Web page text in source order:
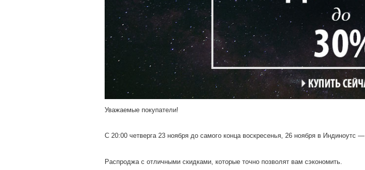
Уважаемые покупатели!
С 20:00 четверга 23 ноября до самого конца воскресенья, 26 ноября в Индиноутс —
Распроджа с отличными скидками, которые точно позволят вам сэкономить.